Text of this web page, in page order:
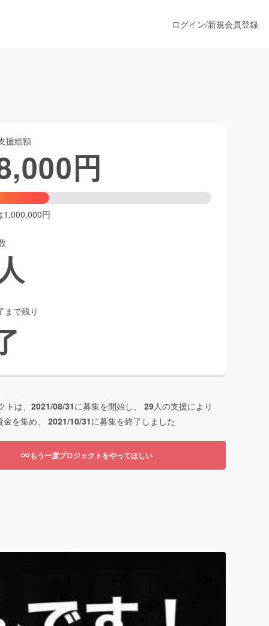
ファッション
ログイン/新規会員登録
援総額
円
1,000,000円
まで残り
は、 2021/08/31に募集を開始し、 29人の支援により
を集め、 2021/10/31に募集を終了しました
もう一度プロジェクトをやってほしい